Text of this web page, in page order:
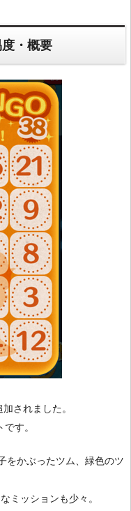
・概要
されました。
す。
をかぶったツム、緑色のツ
ミッションも少々。